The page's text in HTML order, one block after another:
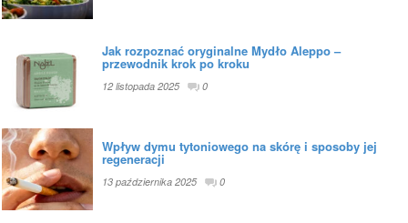
Jak rozpoznać oryginalne Mydło Aleppo –
przewodnik krok po kroku
12 listopada 2025 0
Wpływ dymu tytoniowego na skórę i sposoby jej
regeneracji
13 października 2025 0